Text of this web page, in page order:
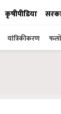
कृषीपीडिया
यांत्रिकीकरण